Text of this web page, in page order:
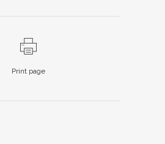
Print page